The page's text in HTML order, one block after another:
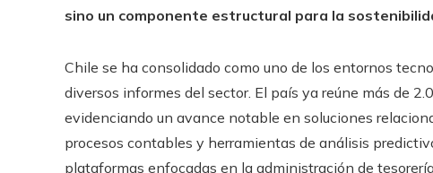
sino un componente estructural para la
Chile se ha consolidado como uno de los entornos
diversos informes del sector. El país ya reúne más de
evidenciando un avance notable en soluciones
procesos contables y herramientas de análisis
plataformas enfocadas en la administración de